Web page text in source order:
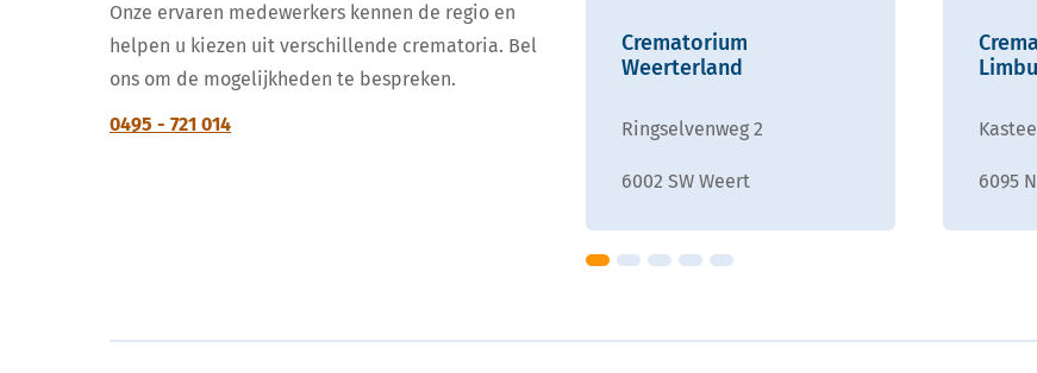
Onze ervaren medewerkers kennen de regio en
helpen u kiezen uit verschillende crematoria. Bel
ons om de mogelijkheden te bespreken.
0495 - 721 014
Crematorium
Weerterland
Ringselvenweg 2
6002 SW Weert 6095